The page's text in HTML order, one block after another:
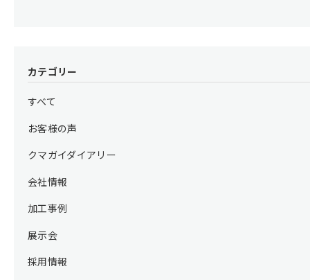
カテゴリー
すべて
お客様の声
クマガイダイアリー
会社情報
加工事例
展示会
採用情報